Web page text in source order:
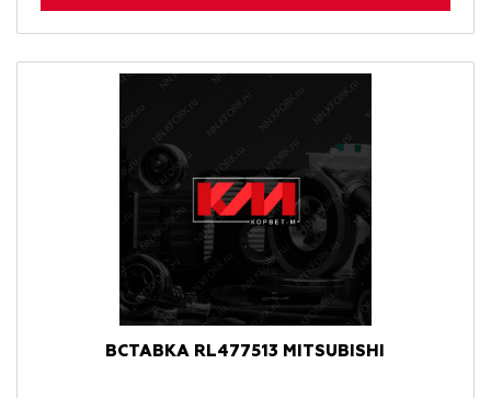
ВСТАВКА RL477513 MITSUBISHI